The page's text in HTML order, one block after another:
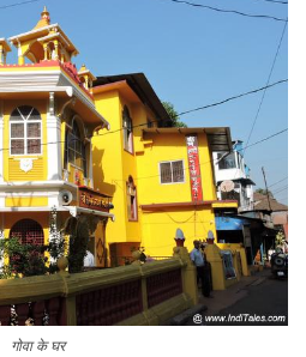
गोवा के घर